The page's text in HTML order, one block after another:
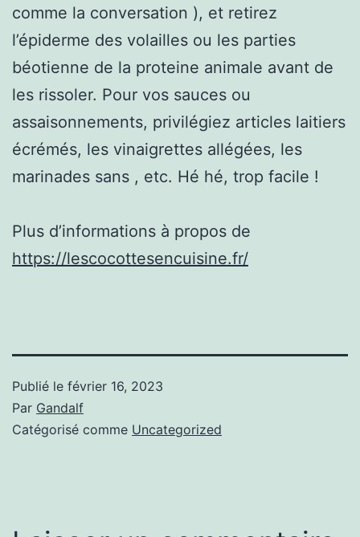
comme la conversation ), et retirez
l’épiderme des volailles ou les parties
béotienne de la proteine animale avant de
les rissoler. Pour vos sauces ou
assaisonnements, privilégiez articles laitiers
écrémés, les vinaigrettes allégées, les
marinades sans , etc. Hé hé, trop facile !
Plus d’informations à propos de
https://lescocottesencuisine.fr/
Publié le février 16, 2023
Par Gandalf
Catégorisé comme Uncategorized